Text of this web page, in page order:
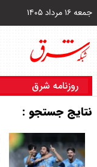
جمعه ۱۶ مرداد ۱۴۰۵
روزنامه شرق
نتایج جستجو :